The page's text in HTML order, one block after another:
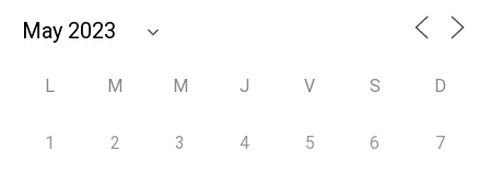
L M M J V S D
1 2 3 4 5 6 7